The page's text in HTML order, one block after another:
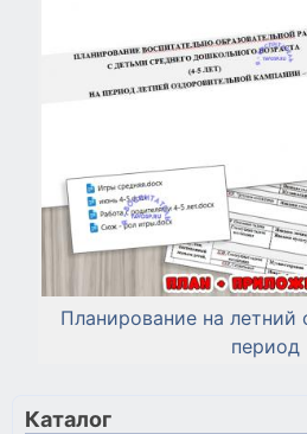
Планирование на летний
период
Каталог